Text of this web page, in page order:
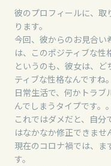
彼のプロフィールに、取
ります。
今回、彼からのお見合い
は、このポジティブな性
というのも、彼女は、
ティブな性格なんですね。
日常生活で、何かトラ
んでしまうタイプです。。
これではダメだと、自
はなかなか修正できませ
現在のコロナ禍では、ま
す。